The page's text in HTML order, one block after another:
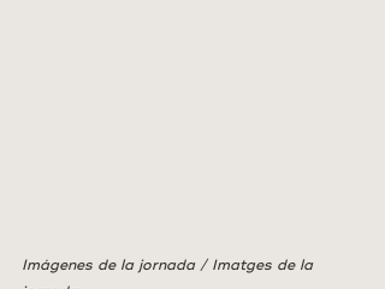
Imágenes de la jornada / Imatges de la